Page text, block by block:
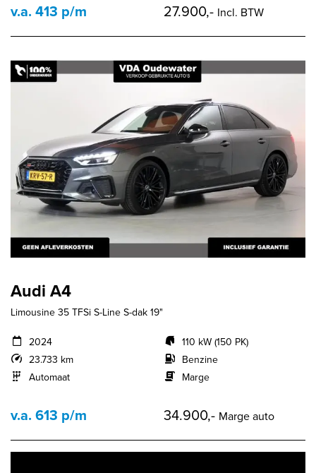
v.a. 413 p/m 27.900,- Incl. BTW
Audi A4
Limousine 35 TFSi S-Line S-dak 19"
2024
23.733 km
Automaat
110 kW (150 PK)
Benzine
Marge
v.a. 613 p/m 34.900,- Marge auto